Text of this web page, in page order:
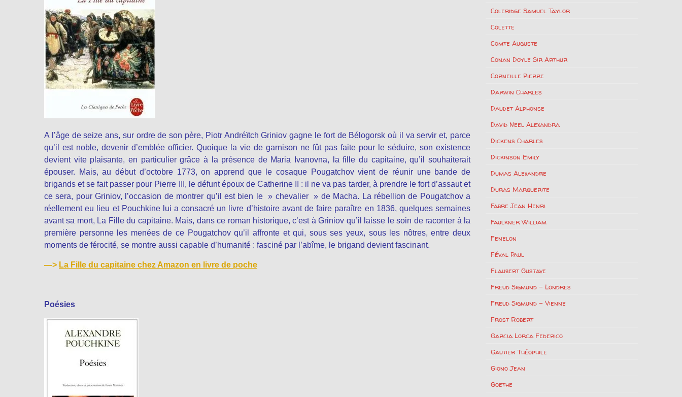
A l’âge de seize ans, sur ordre de son père, Piotr Andréïtch Griniov gagne le fort de Bélogorsk où il va servir et, parce
qu’il est noble, devenir d’emblée officier. Quoique la vie de garnison ne fût pas faite pour le séduire, son existence
devient vite plaisante, en particulier grâce à la présence de Maria Ivanovna, la fille du capitaine, qu’il souhaiterait
épouser. Mais, au début d’octobre 1773, on apprend que le cosaque Pougatchov vient de réunir une bande de
brigands et se fait passer pour Pierre III, le défunt époux de Catherine II : il ne va pas tarder, à prendre le fort d’assaut et
ce sera, pour Griniov, l’occasion de montrer qu’il est bien le » chevalier » de Macha. La rébellion de Pougatchov a
réellement eu lieu et Pouchkine lui a consacré un livre d’histoire avant de faire paraître en 1836, quelques semaines
avant sa mort, La Fille du capitaine. Mais, dans ce roman historique, c’est à Griniov qu’il laisse le soin de raconter à la
première personne les menées de ce Pougatchov qu’il affronte et qui, sous ses yeux, sous les nôtres, entre deux
moments de férocité, se montre aussi capable d’humanité : fasciné par l’abîme, le brigand devient fascinant.
—> La Fille du capitaine chez Amazon en livre de poche
Poésies
Coleridge Samuel Taylor
Colette
Comte Auguste
Conan Doyle Sir Arthur
Corneille Pierre
Darwin Charles
Daudet Alphonse
David Neel Alexandra
Dickens Charles
Dickinson Emily
Dumas Alexandre
Duras Marguerite
Fabre Jean Henri
Faulkner William
Fenelon
Féval Paul
Flaubert Gustave
Freud Sigmund – Londres
Freud Sigmund – Vienne
Frost Robert
Garcia Lorca Federico
Gautier Théophile
Giono Jean
Goethe